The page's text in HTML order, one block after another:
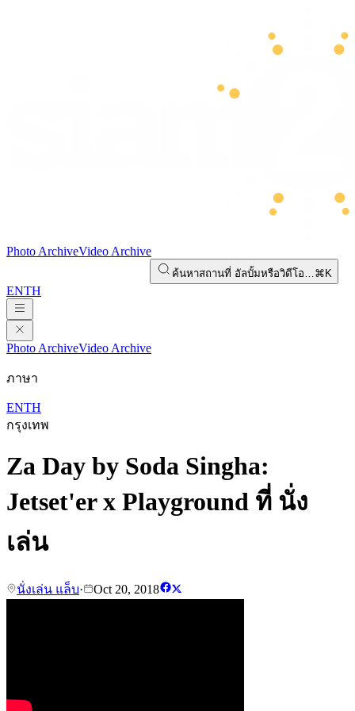
Photo ArchiveVideo Archive
ค้นหาสถานที่ อัลบั้มหรือวิดีโอ…⌘K
ENTH
Photo ArchiveVideo Archive
ภาษา
ENTH
กรุงเทพ
Za Day by Soda Singha:
Jetset'er x Playground ที่ นั่ง
เล่น
นั่งเล่น แล็บ· Oct 20, 2018